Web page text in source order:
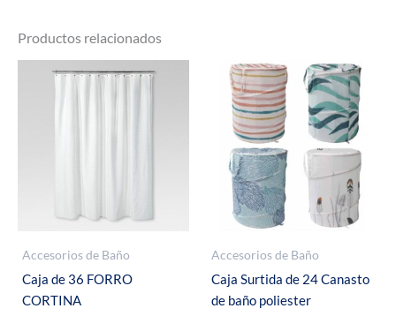
Productos relacionados
Accesorios de Baño
Caja de 36 FORRO
CORTINA
Accesorios de Baño
Caja Surtida de 24 Canasto
de baño poliester